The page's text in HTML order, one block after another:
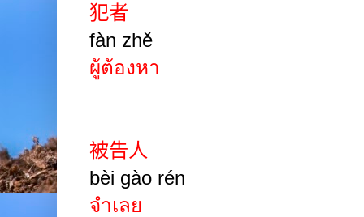
犯者
fàn zhě
ผู้ต้องหา
被告人
bèi gào rén
จำเลย